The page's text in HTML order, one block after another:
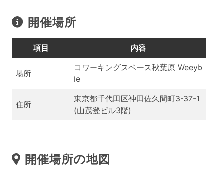
開催場所
項目 内容
場所
コワーキングスペース秋葉原 Weeyb
le
住所
東京都千代田区神田佐久間町3-37-1
(山茂登ビル3階)
開催場所の地図